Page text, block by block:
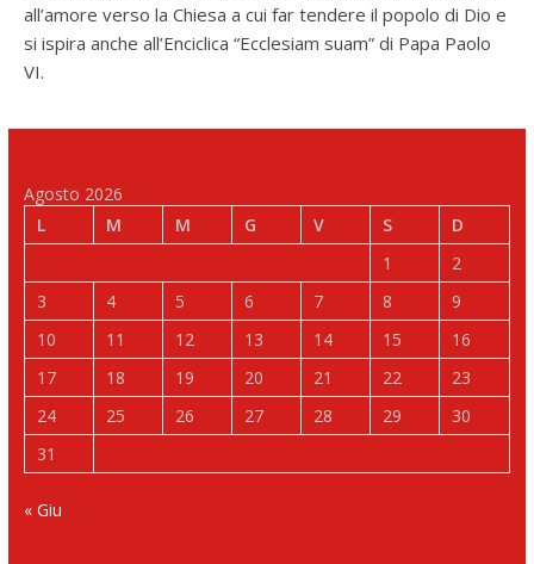
all’amore verso la Chiesa a cui far tendere il popolo di Dio e
si ispira anche all’Enciclica “Ecclesiam suam” di Papa Paolo
VI.
Agosto 2026
L
M M G V S
D
1
2
3
4 5 6 7 8
9
10
11 12 13 14 15
16
17
18 19 20 21 22
23
24
25 26 27 28 29
30
31
« Giu